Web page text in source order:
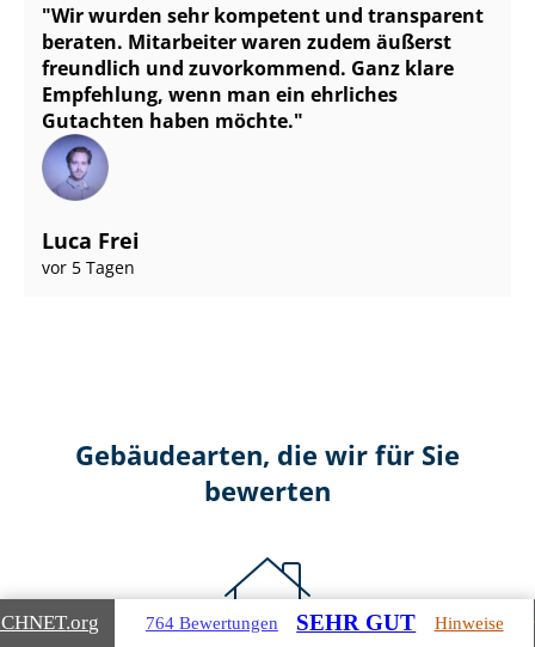
Wir wurden sehr kompetent und transparent
beraten. Mitarbeiter waren zudem äußerst
freundlich und zuvorkommend. Ganz klare
Empfehlung, wenn man ein ehrliches
Gutachten haben möchte.
Luca Frei
vor 5 Tagen
Gebäudearten, die wir für Sie
bewerten
.org 764 Bewertungen SEHR GUT Hinweise